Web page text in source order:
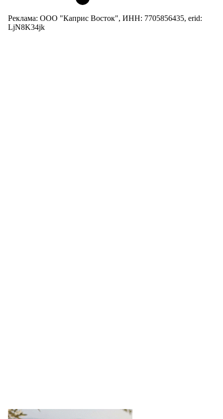
Реклама: ООО "Каприс Восток", ИНН: 7705856435, erid:
LjN8K34jk